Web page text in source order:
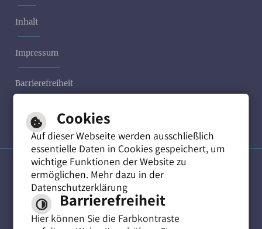
Inhalt
Impressum
Barrierefreiheit
Datenschutzerklärung
Leichte Sprache
Gebärdensprache
Cookies
Auf dieser Webseite werden ausschließlich
essentielle Daten in Cookies gespeichert, um
wichtige Funktionen der Website zu
ermöglichen. Mehr dazu in der
Datenschutzerklärung
Barrierefreiheit
Hier können Sie die Farbkontraste